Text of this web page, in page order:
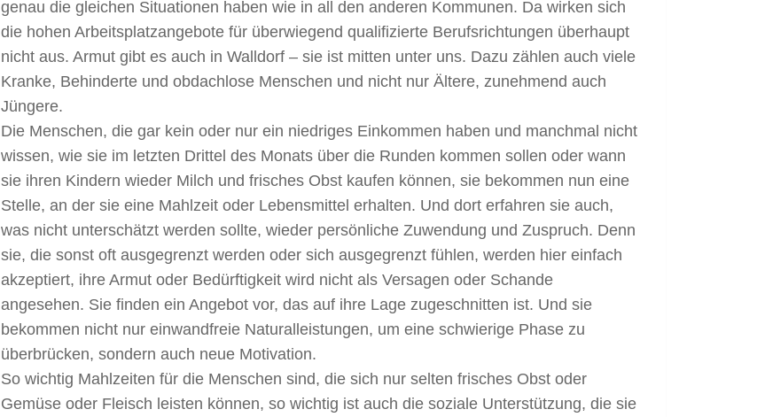
genau die gleichen Situationen haben wie in all den anderen Kommunen. Da wirken sich
die hohen Arbeitsplatzangebote für überwiegend qualifizierte Berufsrichtungen überhaupt
nicht aus. Armut gibt es auch in Walldorf – sie ist mitten unter uns. Dazu zählen auch viele
Kranke, Behinderte und obdachlose Menschen und nicht nur Ältere, zunehmend auch
Jüngere.
Die Menschen, die gar kein oder nur ein niedriges Einkommen haben und manchmal nicht
wissen, wie sie im letzten Drittel des Monats über die Runden kommen sollen oder wann
sie ihren Kindern wieder Milch und frisches Obst kaufen können, sie bekommen nun eine
Stelle, an der sie eine Mahlzeit oder Lebensmittel erhalten. Und dort erfahren sie auch,
was nicht unterschätzt werden sollte, wieder persönliche Zuwendung und Zuspruch. Denn
sie, die sonst oft ausgegrenzt werden oder sich ausgegrenzt fühlen, werden hier einfach
akzeptiert, ihre Armut oder Bedürftigkeit wird nicht als Versagen oder Schande
angesehen. Sie finden ein Angebot vor, das auf ihre Lage zugeschnitten ist. Und sie
bekommen nicht nur einwandfreie Naturalleistungen, um eine schwierige Phase zu
überbrücken, sondern auch neue Motivation.
So wichtig Mahlzeiten für die Menschen sind, die sich nur selten frisches Obst oder
Gemüse oder Fleisch leisten können, so wichtig ist auch die soziale Unterstützung, die sie